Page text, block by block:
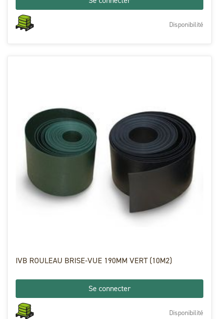
Disponibilité
IVB ROULEAU BRISE-VUE 190MM VERT (10M2)
Se connecter
Disponibilité